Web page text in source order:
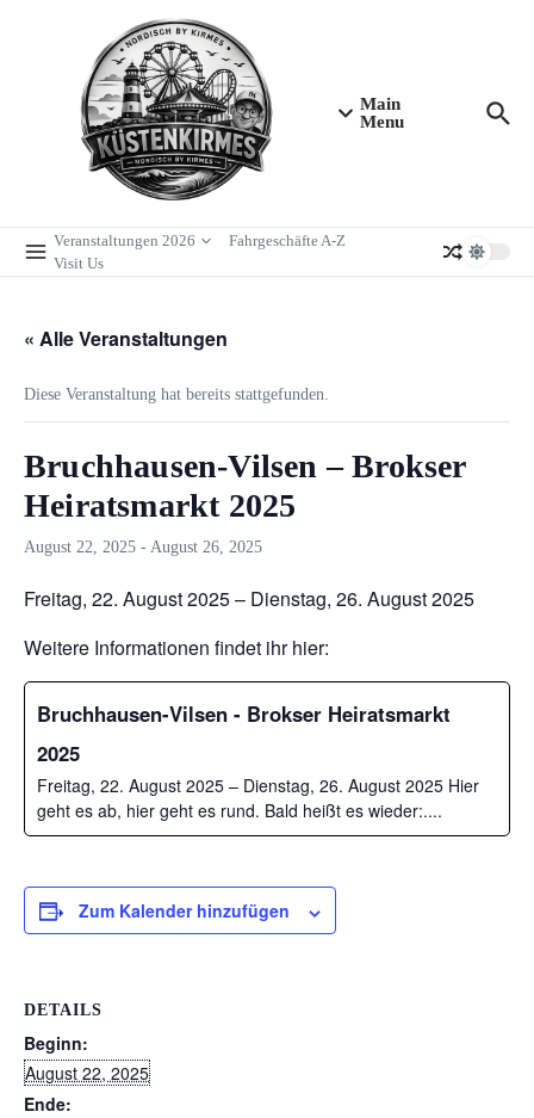
Main
Menu
Veranstaltungen 2026
Fahrgeschäfte A-Z
Visit Us
« Alle Veranstaltungen
Diese Veranstaltung hat bereits stattgefunden.
Bruchhausen-Vilsen – Brokser
Heiratsmarkt 2025
August 22, 2025 - August 26, 2025
Freitag, 22. August 2025 – Dienstag, 26. August 2025
Weitere Informationen findet ihr hier:
Bruchhausen-Vilsen - Brokser Heiratsmarkt
2025
Freitag, 22. August 2025 – Dienstag, 26. August 2025 Hier
geht es ab, hier geht es rund. Bald heißt es wieder:....
Zum Kalender hinzufügen
DETAILS
Beginn:
August 22, 2025
Ende: